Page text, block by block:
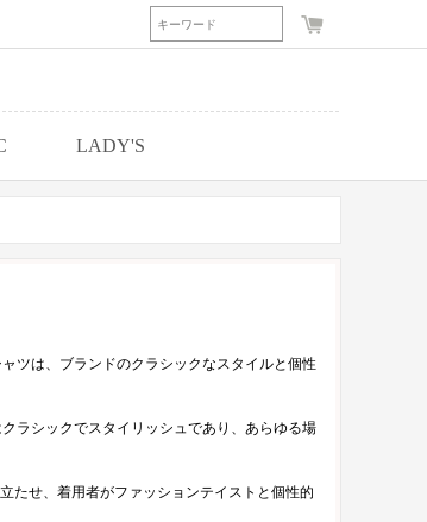
LADY'S
ツは、ブランドのクラシックなスタイルと個性
ラシックでスタイリッシュであり、あらゆる場
たせ、着用者がファッションテイストと個性的